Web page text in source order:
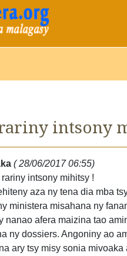
intsony
( 28/06/2017 06:55)
rariny intsony mihitsy !
aza ny tena dia mba
ministera misahana ny
nanao afera maizina tao
ny dossiers. Angoniny ao
ary tsy misy sonia